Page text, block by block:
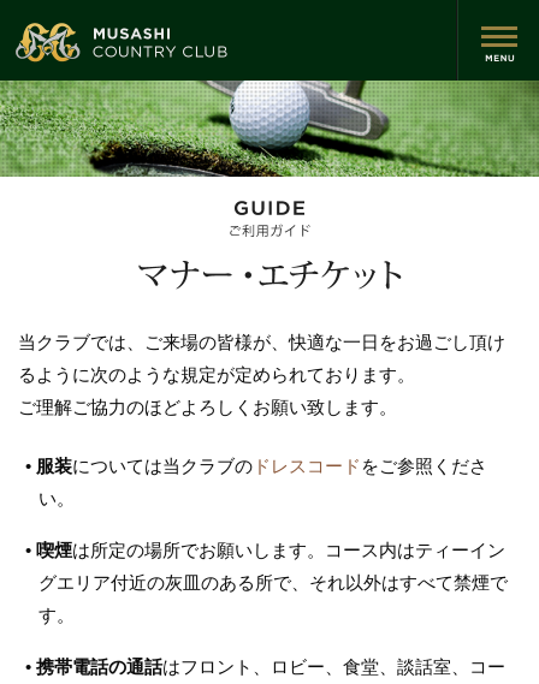
当クラブでは、ご来場の皆様が、快適な一日をお過ごし頂け
るように次のような規定が定められております。
ご理解ご協力のほどよろしくお願い致します。
• 服装については当クラブの ドレスコード をご参照くださ
い。
• 喫煙は所定の場所でお願いします。コース内はティーイン
グエリア付近の灰皿のある所で、それ以外はすべて禁煙で
す。
• 携帯電話の通話はフロント、ロビー、食堂、談話室、コー